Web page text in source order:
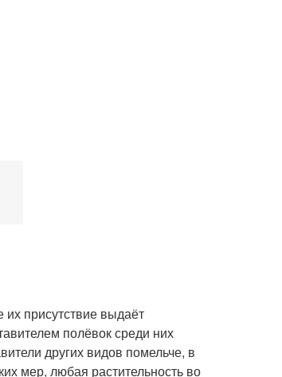
присутствие выдаёт
полёвок среди них
других видов помельче, в
мер, любая растительность во